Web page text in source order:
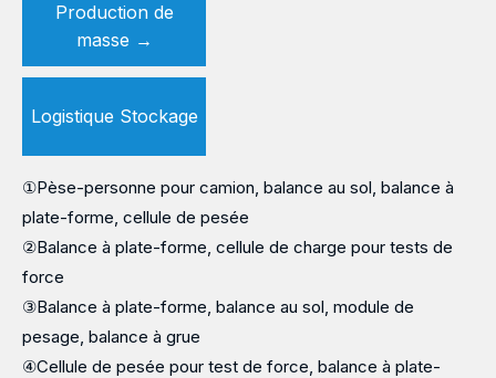
Production de
masse →
Logistique Stockage
①Pèse-personne pour camion, balance au sol, balance à
plate-forme, cellule de pesée
②Balance à plate-forme, cellule de charge pour tests de
force
③Balance à plate-forme, balance au sol, module de
pesage, balance à grue
④Cellule de pesée pour test de force, balance à plate-